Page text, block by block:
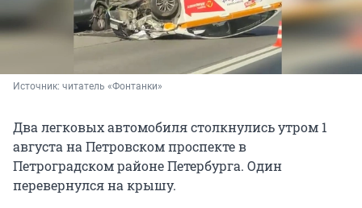
Источник: читатель «Фонтанки»
Два легковых автомобиля столкнулись утром 1
августа на Петровском проспекте в
Петроградском районе Петербурга. Один
перевернулся на крышу.